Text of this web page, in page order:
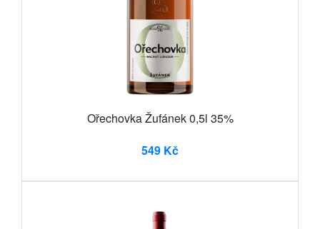
Ořechovka Žufánek 0,5l 35%
549 Kč